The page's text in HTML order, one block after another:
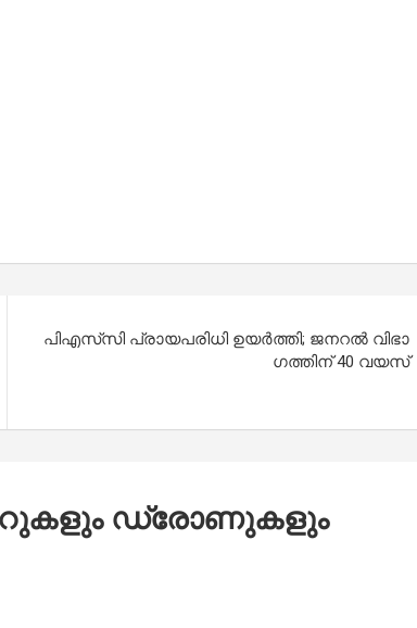
പിഎസ്‍സി പ്രായപരിധി ഉയർത്തി; ജനറൽ വിഭാ​
ഗത്തിന് 40 വയസ്
ഡ്രോണുകളും